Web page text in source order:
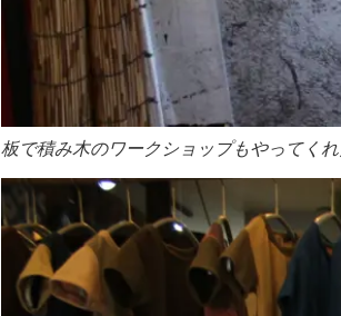
板で積み木のワークショップもやってく